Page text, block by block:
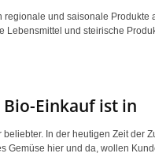
regionale und saisonale Produkte
Lebensmittel und steirische
Einkauf ist in
In der heutigen Zeit der
Gemüse hier und da, wollen